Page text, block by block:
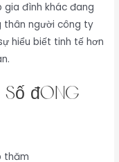
gia đình khác đang
thân người công ty
hiểu biết tinh tế hơn
số đông